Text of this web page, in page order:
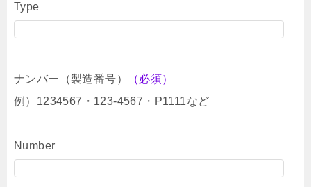
Type
ナンバー（製造番号）
（必須）
例）1234567・123-4567・P1111など
Number